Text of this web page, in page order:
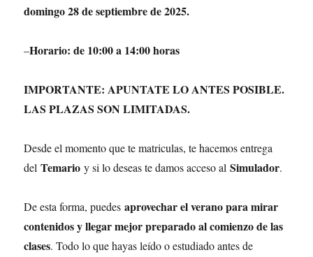
domingo 28 de septiembre de 2025.
–Horario: de 10:00 a 14:00 horas
IMPORTANTE: APUNTATE LO ANTES POSIBLE.
LAS PLAZAS SON LIMITADAS.
Desde el momento que te matriculas, te hacemos entrega
delTemario y si lo deseas te damos acceso alSimulador.
De esta forma, puedesaprovechar el verano para mirar
contenidos y llegar mejor preparado al comienzo de las
clases. Todo lo que hayas leído o estudiado antes de